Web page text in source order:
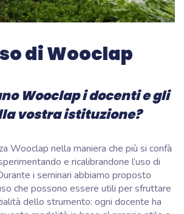
di Wooclap
Wooclap i docenti e gli
vostra istituzione?
Wooclap nella maniera che più si confà
e ricalibrandone l’uso di
i seminari abbiamo proposto
che possono essere utili per sfruttare
dello strumento: ogni docente ha